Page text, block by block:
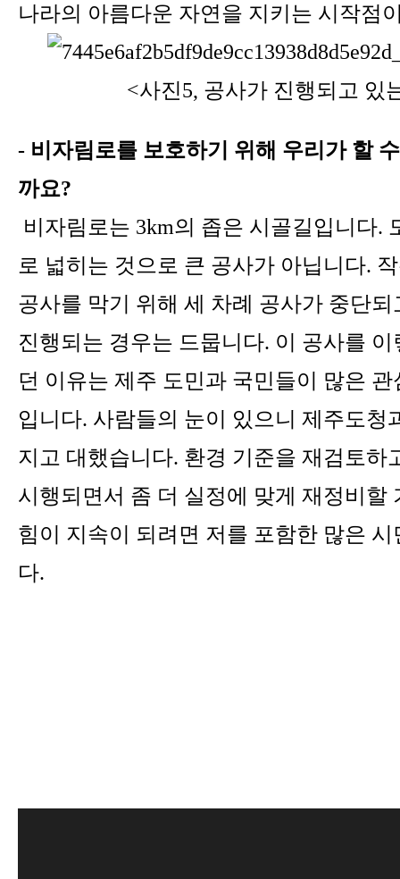
나라의 아름다운 자연을 지키는 시작점
<사진5, 공사가 진행되고 있
- 비자림로를 보호하기 위해 우리가 할
까요?
비자림로는 3km의 좁은 시골길입니다.
로 넓히는 것으로 큰 공사가 아닙니다.
공사를 막기 위해 세 차례 공사가 중단
진행되는 경우는 드뭅니다. 이 공사를
던 이유는 제주 도민과 국민들이 많은
입니다. 사람들의 눈이 있으니 제주도청
지고 대했습니다. 환경 기준을 재검토하
시행되면서 좀 더 실정에 맞게 재정비할
힘이 지속이 되려면 저를 포함한 많은
다.